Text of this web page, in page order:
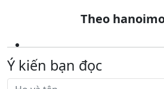
Theo
Ý kiến bạn đọc